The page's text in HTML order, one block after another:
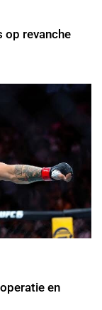
op revanche
en